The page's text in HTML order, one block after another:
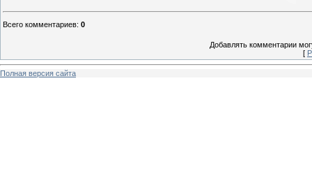
Всего комментариев: 0
Добавлять комментарии
[
Полная версия сайта